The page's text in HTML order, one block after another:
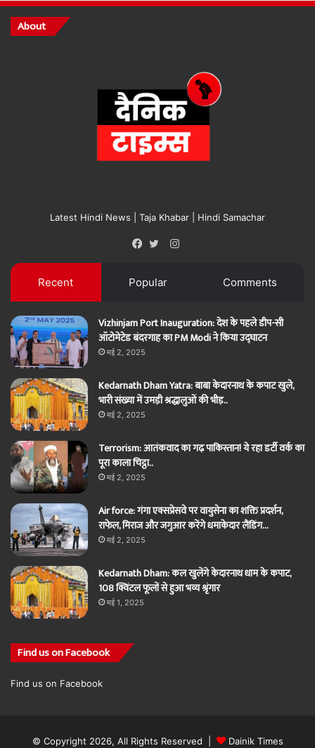
About
Latest Hindi News | Taja Khabar | Hindi Samachar
Instagram
Recent Popular Comments
Vizhinjam Port Inauguration: देश के पहले डीप-सी
ऑटोमेटेड बंदरगाह का PM Modi ने किया उद्घाटन
मई 2, 2025
Kedarnath Dham Yatra: बाबा केदारनाथ के कपाट खुले,
भारी संख्या में उमड़ी श्रद्धालुओं की भीड़..
मई 2, 2025
Terrorism: आतंकवाद का गढ़ पाकिस्तान! ये रहा डर्टी वर्क का
पूरा काला चिट्ठा..
मई 2, 2025
Air force: गंगा एक्सप्रेसवे पर वायुसेना का शक्ति प्रदर्शन,
राफेल, मिराज और जगुआर करेंगे धमाकेदार लैंडिंग…
मई 2, 2025
Kedarnath Dham: कल खुलेंगे केदारनाथ धाम के कपाट,
108 क्विंटल फूलों से हुआ भव्य श्रृंगार
मई 1, 2025
Find us on Facebook
Find us on Facebook
© Copyright 2026, All Rights Reserved | Dainik Times